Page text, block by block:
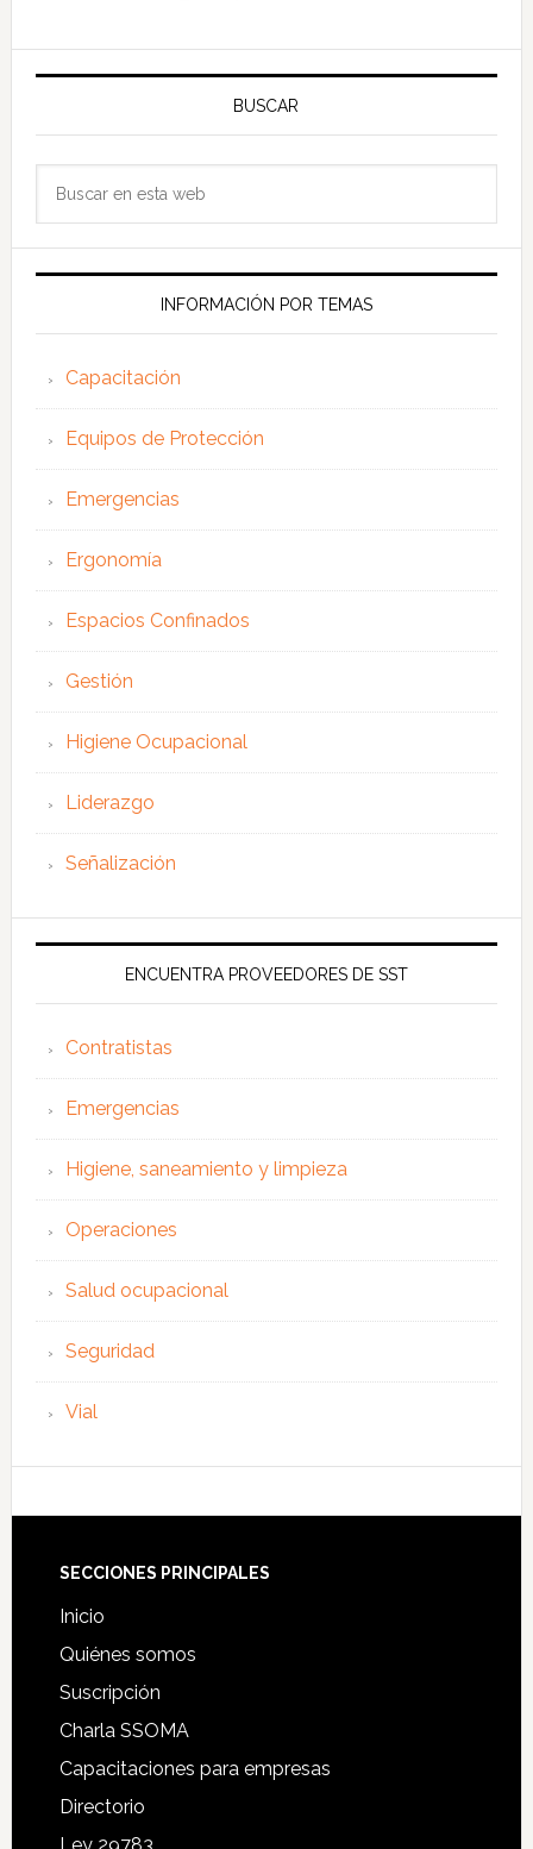
BUSCAR
web
INFORMACIÓN POR TEMAS
Capacitación
Equipos de Protección
Emergencias
Ergonomía
Espacios Confinados
Gestión
Higiene Ocupacional
Liderazgo
Señalización
ENCUENTRA PROVEEDORES DE SST
Contratistas
Emergencias
Higiene, saneamiento y limpieza
Operaciones
Salud ocupacional
Seguridad
Vial
Footer
SECCIONES PRINCIPALES
Inicio
Quiénes somos
Suscripción
Charla SSOMA
Capacitaciones para empresas
Directorio
Ley 29783